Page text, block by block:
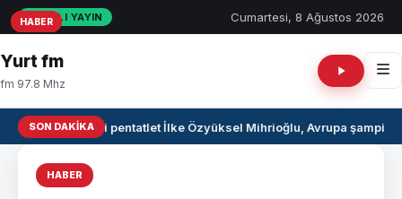
CANLI YAYIN Cumartesi, 8 Ağustos 2026
Yurt fm
fm 97.8 Mhz
SON DAKIKAMilli pentatlet İlke Özyüksel Mihrioğlu, Avrupa
HABER
HABER
HABER
HABER